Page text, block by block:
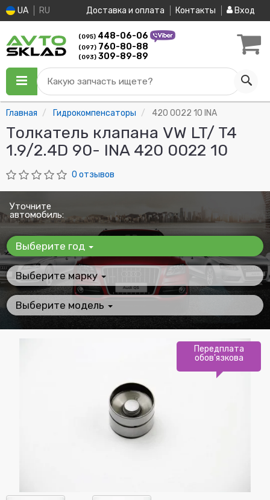
UA RU Доставка и оплата Контакты Вход
(095) 448-06-06
(097) 760-80-88
(093) 309-89-89
Какую запчасть ищете?
Главная Гидрокомпенсаторы 420 0022 10 INA
Толкатель клапана VW LT/ T4
1.9/2.4D 90- INA 420 0022 10
0 отзывов
Уточните
автомобиль:
Выберите год
Выберите марку
Выберите модель
Передплата
обов'язкова